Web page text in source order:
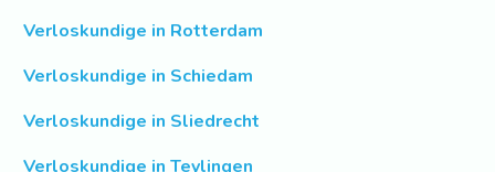
Verloskundige in Rotterdam
Verloskundige in Schiedam
Verloskundige in Sliedrecht
Verloskundige in Teylingen